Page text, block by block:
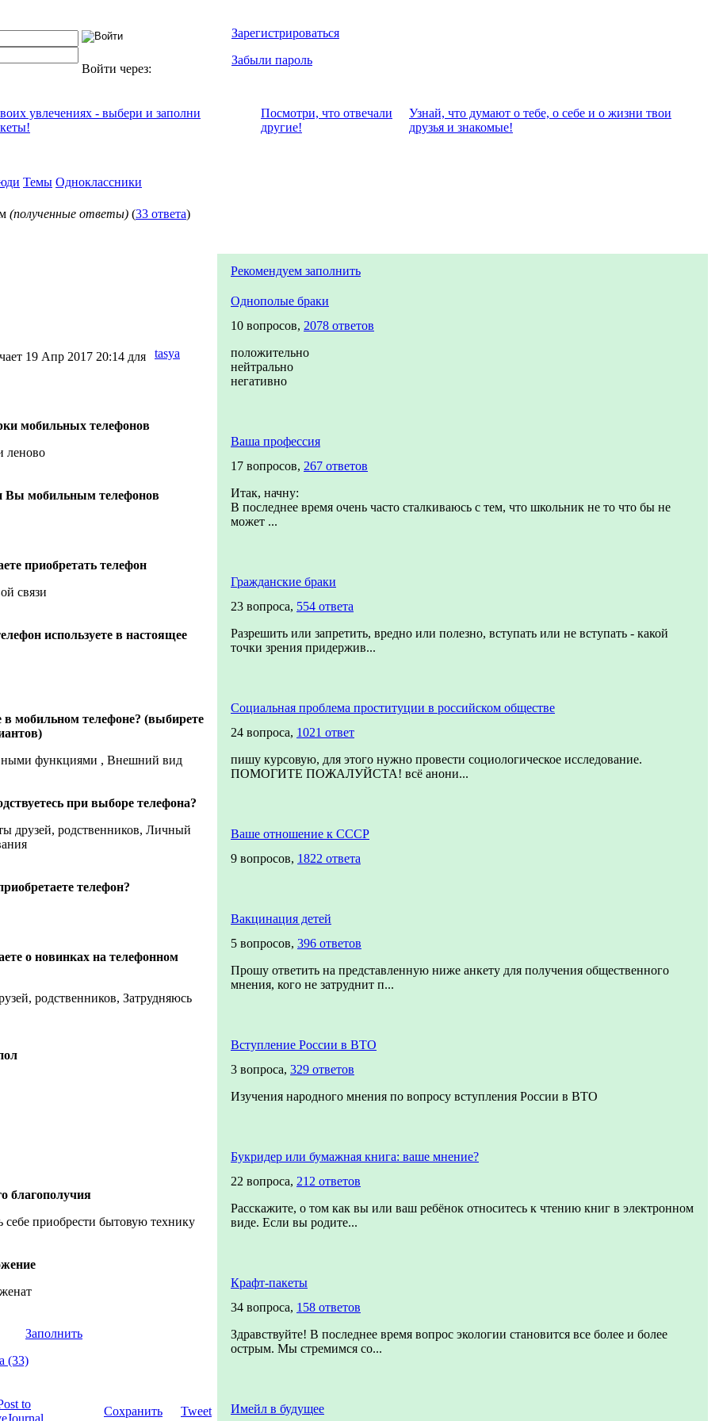
Войти через:
Зарегистрироваться
Забыли пароль
увлечениях - выбери и заполни
Посмотри, что отвeчали
другие!
Узнай, что думают о тебе, о себе и о жизни твои
друзья и знакомые!
Темы Одноклассники
(полученные ответы) (33 ответа)
19 Апр 2017 20:14 для tasya
мобильных телефонов
леново
Вы мобильным телефонов
приобретать телефон
связи
используете в настоящее
мобильном телефоне? (выбирете
функциями , Внешний вид
при выборе телефона?
друзей, родственников, Личный
телефон?
о новинках на телефонном
родственников, Затрудняюсь
благополучия
себе приобрести бытовую технику
Заполнить
(33)
Сохранить Tweet
Рекомендуем заполнить
Однополые браки
10 вопросов, 2078 ответов
положительно
нейтрально
негативно
Ваша профессия
17 вопросов, 267 ответов
Итак, начну:
В последнее время очень часто сталкиваюсь с тем, что школьник не то что бы не
может ...
Гражданские браки
23 вопроса, 554 ответа
Разрешить или запретить, вредно или полезно, вступать или не вступать - какой
точки зрения придержив...
Социальная проблема проституции в российском обществе
24 вопроса, 1021 ответ
пишу курсовую, для этого нужно провести социологическое исследование.
ПОМОГИТЕ ПОЖАЛУЙСТА! всё анони...
Ваше отношение к СССР
9 вопросов, 1822 ответа
Вакцинация детей
5 вопросов, 396 ответов
Прошу ответить на представленную ниже анкету для получения общественного
мнения, кого не затруднит п...
Вступление России в ВТО
3 вопроса, 329 ответов
Изучения народного мнения по вопросу вступления России в ВТО
Букридер или бумажная книга: ваше мнение?
22 вопроса, 212 ответов
Расскажите, о том как вы или ваш ребёнок относитесь к чтению книг в электронном
виде. Если вы родите...
Крафт-пакеты
34 вопроса, 158 ответов
Здравствуйте! В последнее время вопрос экологии становится все более и более
острым. Мы стремимся со...
Имейл в будущее